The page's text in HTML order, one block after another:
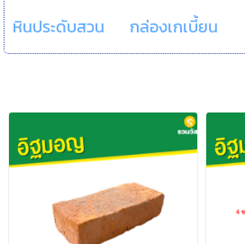
หินประดับสวน
กล่องเกเบี้ยน
คอนกรีต
พื้นไม้เทียม
แผ่นทองเหลือง
สแตนเลสแบน
แผ่นสแตนเลส